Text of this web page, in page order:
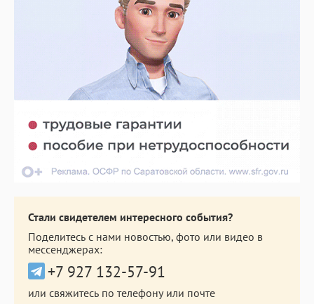
Стали свидетелем интересного события?
Поделитесь с нами новостью, фото или видео в
мессенджерах:
+7 927 132-57-91
или свяжитесь по телефону или почте